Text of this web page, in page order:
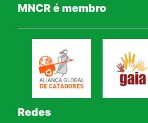
MNCR é membro
Redes